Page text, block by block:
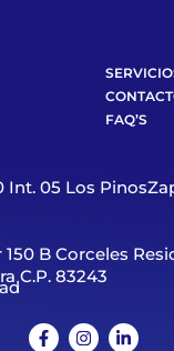
FAQ’S
Int. 05 Los
B Corceles
C.P. 83243